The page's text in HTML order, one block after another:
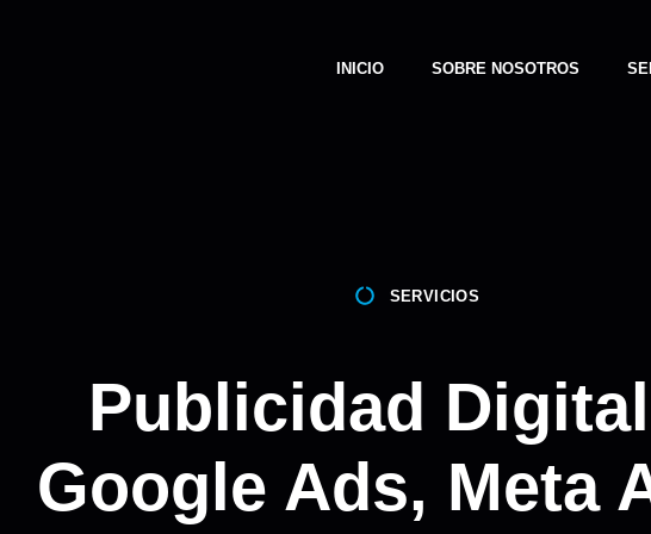
INICIO SOBRE NOSOTROS
SERVICIOS
Publicidad
Google Ads, Meta